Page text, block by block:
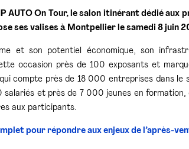
AUTO On Tour, le salon itinérant dédié
ses valises à Montpellier le samedi 8 juin
et son potentiel économique, son
occasion près de 100 exposants et
compte près de 18 000 entreprises dans le
salariés et près de 7 000 jeunes en
aux participants.
pour répondre aux enjeux de l’après-